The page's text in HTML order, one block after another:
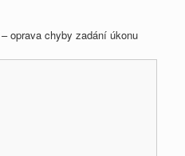
– oprava chyby zadání úkonu